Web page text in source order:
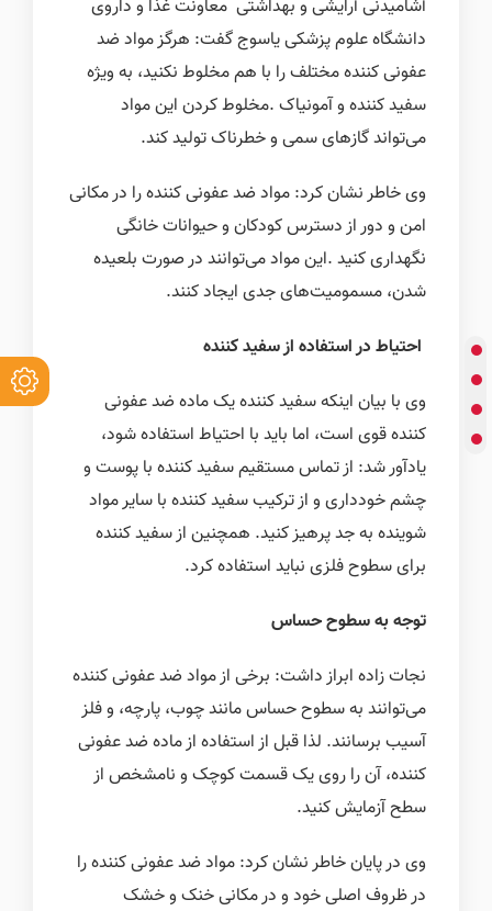
آشامیدنی آرایشی و بهداشتی معاونت غذا و داروی
دانشگاه علوم پزشکی یاسوج گفت: هرگز مواد ضد
عفونی کننده مختلف را با هم مخلوط نکنید، به ویژه
سفید کننده و آمونیاک .مخلوط کردن این مواد
می‌تواند گازهای سمی و خطرناک تولید کند.
وی خاطر نشان کرد: مواد ضد عفونی کننده را در مکانی
امن و دور از دسترس کودکان و حیوانات خانگی
نگهداری کنید .این مواد می‌توانند در صورت بلعیده
شدن، مسمومیت‌های جدی ایجاد کنند.
احتیاط در استفاده از سفید کننده
وی با بیان اینکه سفید کننده یک ماده ضد عفونی
کننده قوی است، اما باید با احتیاط استفاده شود،
یادآور شد: از تماس مستقیم سفید کننده با پوست و
چشم خودداری و از ترکیب سفید کننده با سایر مواد
شوینده به جد پرهیز کنید. همچنین از سفید کننده
برای سطوح فلزی نباید استفاده کرد.
توجه به سطوح حساس
نجات زاده ابراز داشت: برخی از مواد ضد عفونی کننده
می‌توانند به سطوح حساس مانند چوب، پارچه، و فلز
آسیب برسانند. لذا قبل از استفاده از ماده ضد عفونی
کننده، آن را روی یک قسمت کوچک و نامشخص از
سطح آزمایش کنید.
وی در پایان خاطر نشان کرد: مواد ضد عفونی کننده را
در ظروف اصلی خود و در مکانی خنک و خشک